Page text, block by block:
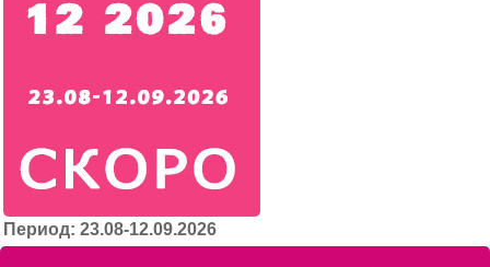
Период: 23.08-12.09.2026